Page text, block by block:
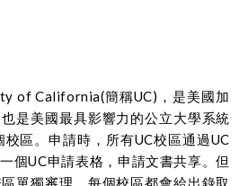
of California(簡稱UC)，是美國加
是美國最具影響力的公立大學系統
區。 申請時，所有UC校區通過UC
個UC申請表格，申請文書共享。但